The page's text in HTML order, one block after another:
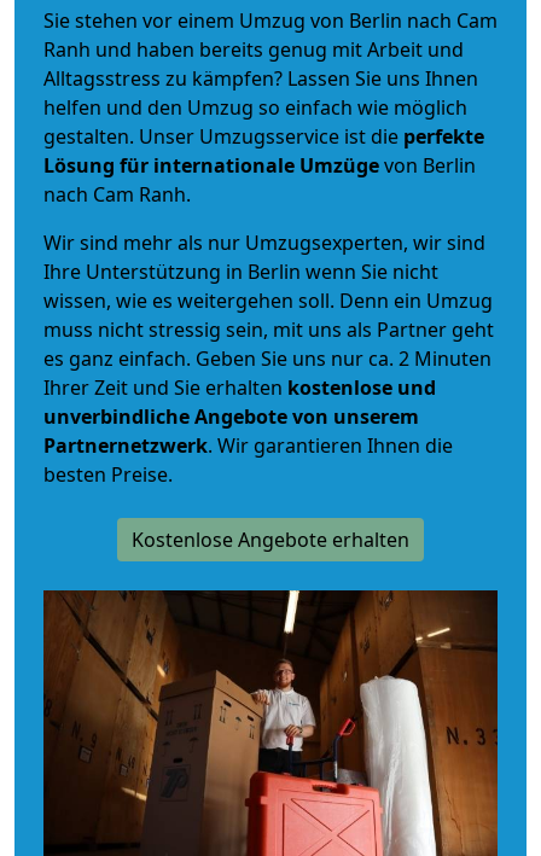
Sie stehen vor einem Umzug von Berlin nach Cam
Ranh und haben bereits genug mit Arbeit und
Alltagsstress zu kämpfen? Lassen Sie uns Ihnen
helfen und den Umzug so einfach wie möglich
gestalten. Unser Umzugsservice ist die perfekte
Lösung für internationale Umzügevon Berlin
nach Cam Ranh.
Wir sind mehr als nur Umzugsexperten, wir sind
Ihre Unterstützung in Berlin wenn Sie nicht
wissen, wie es weitergehen soll. Denn ein Umzug
muss nicht stressig sein, mit uns als Partner geht
es ganz einfach. Geben Sie uns nur ca. 2 Minuten
Ihrer Zeit und Sie erhalten kostenlose und
unverbindlicheAngebote von unserem
Partnernetzwerk. Wir garantieren Ihnen die
besten Preise.
Kostenlose Angebote erhalten